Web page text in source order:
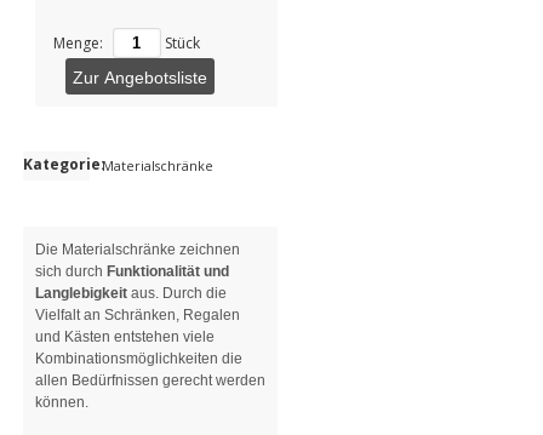
Menge: Stück
Zur Angebotsliste
Kategorie:Materialschränke
Die Materialschränke zeichnen
sich durch Funktionalität und
Langlebigkeitaus. Durch die
Vielfalt an Schränken, Regalen
und Kästen entstehen viele
Kombinationsmöglichkeiten die
allen Bedürfnissen gerecht werden
können.